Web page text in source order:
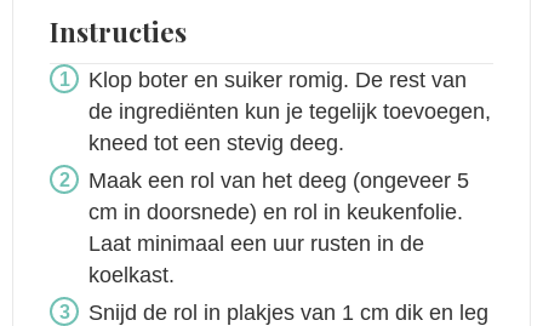
Instructies
Klop boter en suiker romig. De rest van
de ingrediënten kun je tegelijk toevoegen,
kneed tot een stevig deeg.
Maak een rol van het deeg (ongeveer 5
cm in doorsnede) en rol in keukenfolie.
Laat minimaal een uur rusten in de
koelkast.
Snijd de rol in plakjes van 1 cm dik en leg